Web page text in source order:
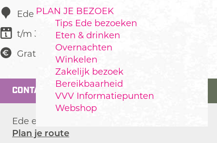
PLAN JE BEZOEK
Tips Ede bezoeken
Eten & drinken
Overnachten
Winkelen
Zakelijk bezoek
Bereikbaarheid
VVV Informatiepunten
Webshop
Ede en haar dorpen
t/m 31 december
Gratis
CONTACT
Ede en haar dorpen
Plan je routen